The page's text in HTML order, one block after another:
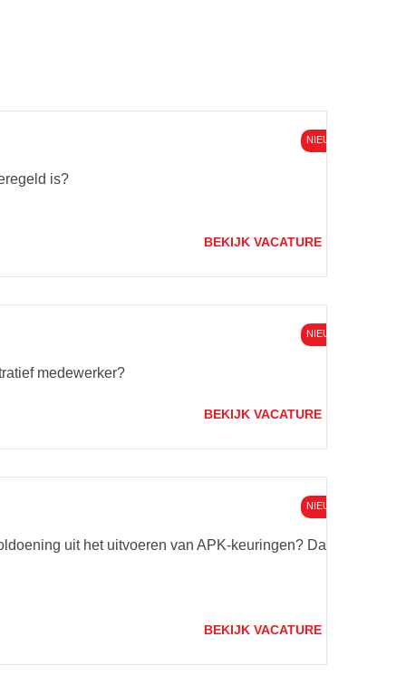
NIEUW
is?
BEKIJK VACATURE
NIEUW
medewerker?
BEKIJK VACATURE
NIEUW
uit het uitvoeren van APK-keuringen? Dan
BEKIJK VACATURE